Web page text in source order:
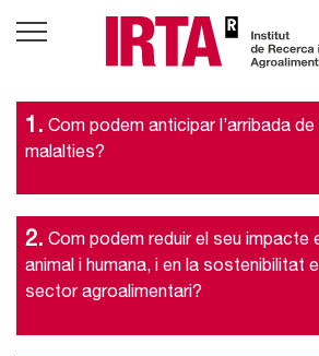
1. Com podem anticipar l’arribada
malalties?
2. Com podem reduir el seu impacte
animal i humana, i en la sostenibilitat
sector agroalimentari?